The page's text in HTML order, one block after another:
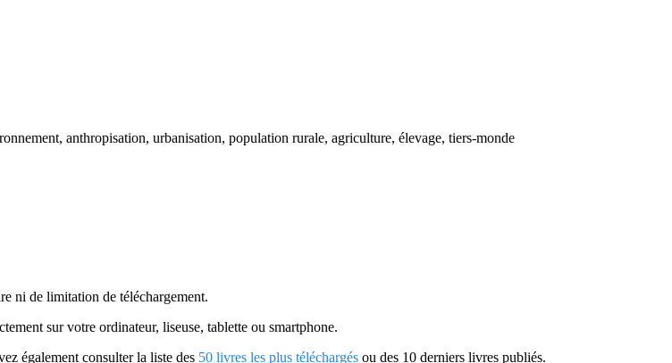
anthropisation, urbanisation, population rurale, agriculture, élevage, tiers-monde
ni de limitation de téléchargement.
sur votre ordinateur, liseuse, tablette ou smartphone.
également consulter la liste des 50 livres les plus téléchargés ou des 10 derniers livres publiés.